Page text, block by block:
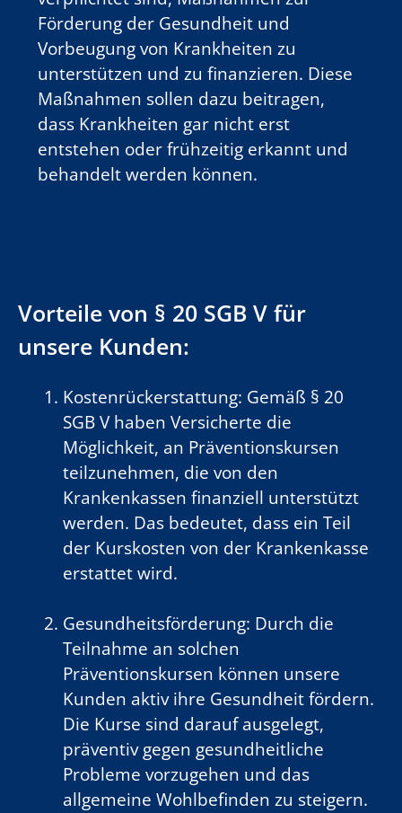
Förderung der Gesundheit und
Vorbeugung von Krankheiten zu
unterstützen und zu finanzieren. Diese
Maßnahmen sollen dazu beitragen,
dass Krankheiten gar nicht erst
entstehen oder frühzeitig erkannt und
behandelt werden können.
Vorteile von § 20 SGB V für
unsere Kunden:
Kostenrückerstattung: Gemäß § 20
SGB V haben Versicherte die
Möglichkeit, an Präventionskursen
teilzunehmen, die von den
Krankenkassen finanziell unterstützt
werden. Das bedeutet, dass ein Teil
der Kurskosten von der Krankenkasse
erstattet wird.
Gesundheitsförderung: Durch die
Teilnahme an solchen
Präventionskursen können unsere
Kunden aktiv ihre Gesundheit fördern.
Die Kurse sind darauf ausgelegt,
präventiv gegen gesundheitliche
Probleme vorzugehen und das
allgemeine Wohlbefinden zu steigern.